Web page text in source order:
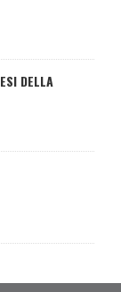
DELLA